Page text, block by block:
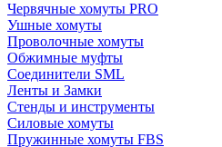
Червячные хомуты PRO
Ушные хомуты
Проволочные хомуты
Обжимные муфты
Соединители SML
Ленты и Замки
Стенды и инструменты
Силовые хомуты
Пружинные хомуты FBS